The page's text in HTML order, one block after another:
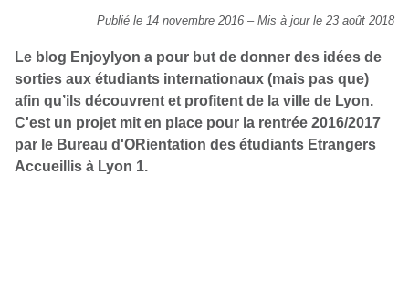
Publié le 14 novembre 2016 – Mis à jour le 23 août 2018
Le blog Enjoylyon a pour but de donner des idées de
sorties aux étudiants internationaux (mais pas que)
afin qu’ils découvrent et profitent de la ville de Lyon.
C'est un projet mit en place pour la rentrée 2016/2017
par le Bureau d'ORientation des étudiants Etrangers
Accueillis à Lyon 1.